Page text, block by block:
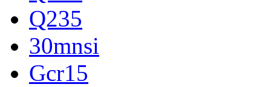
Q235
30mnsi
Gcr15